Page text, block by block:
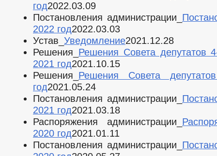
год2022.03.09
Постановления администрации_
2022 год2022.03.03
Устав_ Уведомление2021.12.28
Решения_ Решения Совета депутатов
2021 год2021.10.15
Решения_ Решения Совета
год2021.05.24
Постановления администрации_
2021 год2021.03.18
Распоряжения администрации_
2020 год2021.01.11
Постановления администрации_